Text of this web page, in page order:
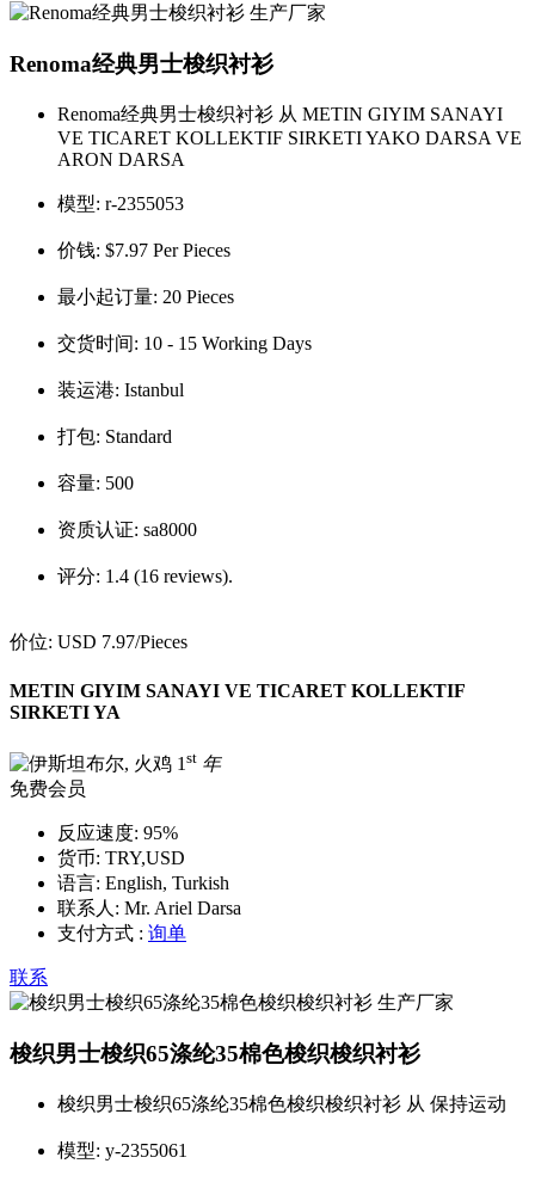
Renoma经典男士梭织衬衫
Renoma经典男士梭织衬衫 从 METIN GIYIM SANAYI
VE TICARET KOLLEKTIF SIRKETI YAKO DARSA VE
ARON DARSA
模型: r-2355053
价钱: $7.97 Per Pieces
最小起订量: 20 Pieces
交货时间: 10 - 15 Working Days
装运港: Istanbul
打包: Standard
容量: 500
资质认证: sa8000
评分: 1.4 (16 reviews).
价位: USD 7.97/Pieces
METIN GIYIM SANAYI VE TICARET KOLLEKTIF
SIRKETI YA
1 st 年
免费会员
反应速度: 95%
货币: TRY,USD
语言: English, Turkish
联系人: Mr. Ariel Darsa
支付方式 : 询单
联系
梭织男士梭织65涤纶35棉色梭织梭织衬衫
梭织男士梭织65涤纶35棉色梭织梭织衬衫 从 保持运动
模型: y-2355061